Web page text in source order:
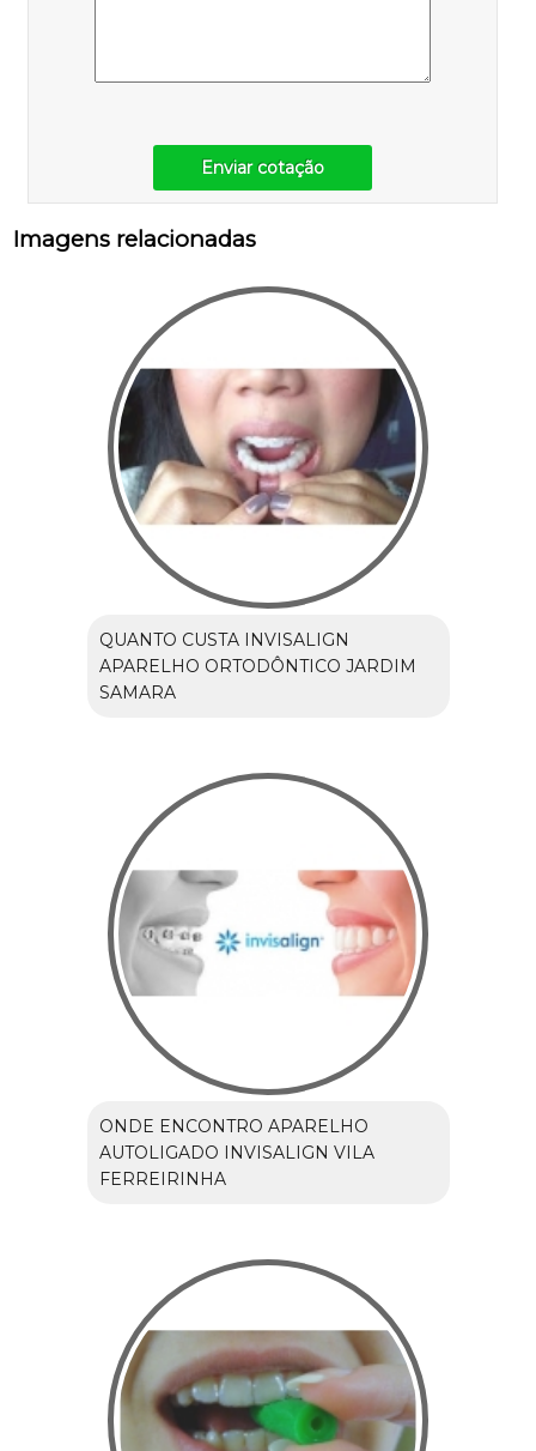
Enviar cotação
Imagens relacionadas
QUANTO CUSTA INVISALIGN
APARELHO ORTODÔNTICO JARDIM
SAMARA
ONDE ENCONTRO APARELHO
AUTOLIGADO INVISALIGN VILA
FERREIRINHA